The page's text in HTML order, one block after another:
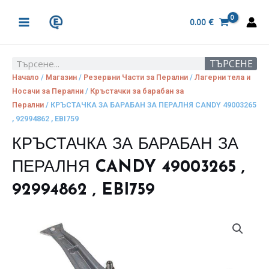
MENU
0.00 €
Search ТЪРСЕНЕ
Начало / Магазин / Резервни Части за Перални / Лагерни тела и
Носачи за Перални / Кръстачки за барабан за
Перални / КРЪСТАЧКА ЗА БАРАБАН ЗА ПЕРАЛНЯ CANDY 49003265
, 92994862 , EBI759
КРЪСТАЧКА ЗА БАРАБАН ЗА
ПЕРАЛНЯ CANDY 49003265 ,
92994862 , EBI759